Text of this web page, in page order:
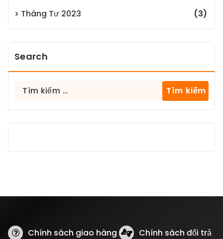
Tháng Tư 2023 (3)
Search
Tìm
Chính sách giao hàng
Chính sách đổi trả